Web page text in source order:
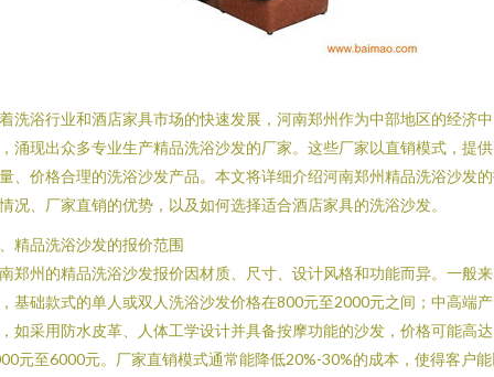
洗浴行业和酒店家具市场的快速发展，河南郑州作为中部地区的经济中
涌现出众多专业生产精品洗浴沙发的厂家。这些厂家以直销模式，提
、价格合理的洗浴沙发产品。本文将详细介绍河南郑州精品洗浴沙发
况、厂家直销的优势，以及如何选择适合酒店家具的洗浴沙发。
精品洗浴沙发的报价范围
郑州的精品洗浴沙发报价因材质、尺寸、设计风格和功能而异。一般来
基础款式的单人或双人洗浴沙发价格在800元至2000元之间；中高端产
如采用防水皮革、人体工学设计并具备按摩功能的沙发，价格可能高达
元至6000元。厂家直销模式通常能降低20%-30%的成本，使得客户